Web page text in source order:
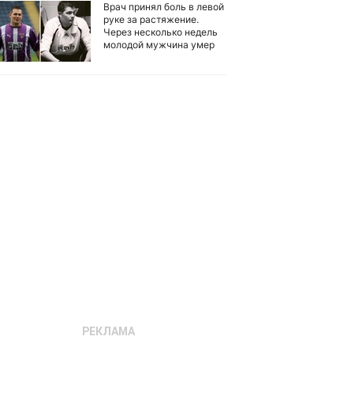
Врач принял боль в левой
руке за растяжение.
Через несколько недель
молодой мужчина умер